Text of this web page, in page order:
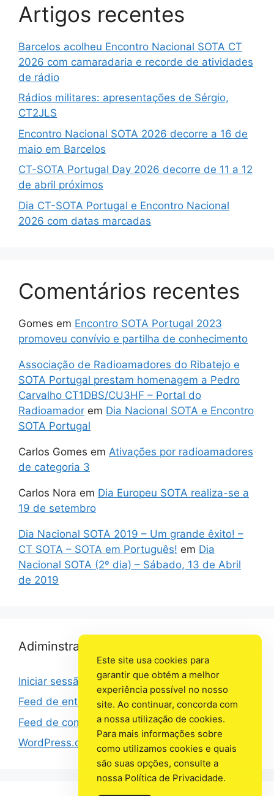
Artigos recentes
Barcelos acolheu Encontro Nacional SOTA CT
2026 com camaradaria e recorde de atividades
de rádio
Rádios militares: apresentações de Sérgio,
CT2JLS
Encontro Nacional SOTA 2026 decorre a 16 de
maio em Barcelos
CT-SOTA Portugal Day 2026 decorre de 11 a 12
de abril próximos
Dia CT-SOTA Portugal e Encontro Nacional
2026 com datas marcadas
Comentários recentes
Gomes em Encontro SOTA Portugal 2023
promoveu convívio e partilha de conhecimento
Associação de Radioamadores do Ribatejo e
SOTA Portugal prestam homenagem a Pedro
Carvalho CT1DBS/CU3HF – Portal do
Radioamador em Dia Nacional SOTA e Encontro
SOTA Portugal
Carlos Gomes em Ativações por radioamadores
de categoria 3
Carlos Nora em Dia Europeu SOTA realiza-se a
19 de setembro
Dia Nacional SOTA 2019 – Um grande êxito! –
CT SOTA – SOTA em Português! em Dia
Nacional SOTA (2º dia) – Sábado, 13 de Abril
de 2019
Adiminstração
Iniciar sessão
Feed de entradas
Feed de comentários
WordPress.org
Este site usa cookies para
garantir que obtém a melhor
experiência possível no nosso
site. Ao continuar, concorda com
a nossa utilização de cookies.
Para mais informações sobre
como utilizamos cookies e quais
são suas opções, consulte a
nossa Política de Privacidade.